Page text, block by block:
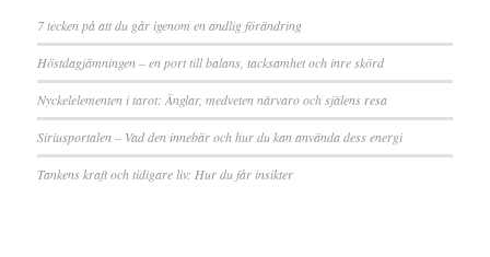
7 tecken på att du går igenom en andlig förändring
Höstdagjämningen – en port till balans, tacksamhet och inre skörd
Nyckelelementen i tarot: Änglar, medveten närvaro och själens resa
Siriusportalen – Vad den innebär och hur du kan använda dess energi
Tankens kraft och tidigare liv: Hur du får insikter